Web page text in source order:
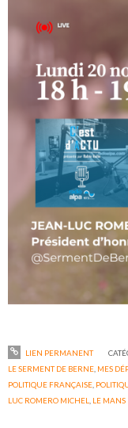
LIEN PERMANENT
LE SERMENT DE BERNE MES
POLITIQUE FRANÇAISE
LUC ROMERO MICHEL
LE MANS